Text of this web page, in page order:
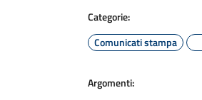
Categorie:
Comunicati stampa
Argomenti: